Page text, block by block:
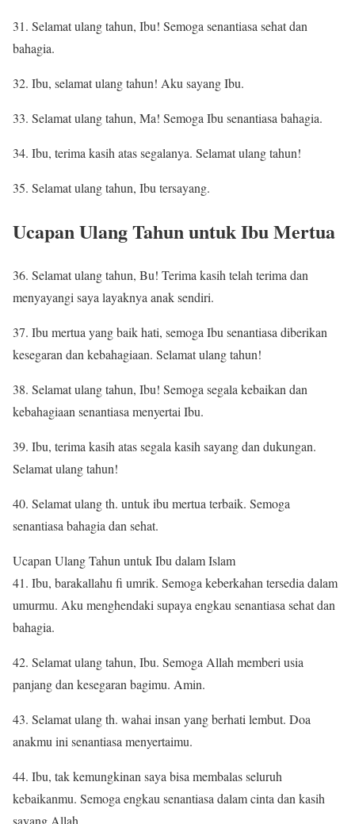
31. Selamat ulang tahun, Ibu! Semoga senantiasa sehat dan
bahagia.
32. Ibu, selamat ulang tahun! Aku sayang Ibu.
33. Selamat ulang tahun, Ma! Semoga Ibu senantiasa bahagia.
34. Ibu, terima kasih atas segalanya. Selamat ulang tahun!
35. Selamat ulang tahun, Ibu tersayang.
Ucapan Ulang Tahun untuk Ibu Mertua
36. Selamat ulang tahun, Bu! Terima kasih telah terima dan
menyayangi saya layaknya anak sendiri.
37. Ibu mertua yang baik hati, semoga Ibu senantiasa diberikan
kesegaran dan kebahagiaan. Selamat ulang tahun!
38. Selamat ulang tahun, Ibu! Semoga segala kebaikan dan
kebahagiaan senantiasa menyertai Ibu.
39. Ibu, terima kasih atas segala kasih sayang dan dukungan.
Selamat ulang tahun!
40. Selamat ulang th. untuk ibu mertua terbaik. Semoga
senantiasa bahagia dan sehat.
Ucapan Ulang Tahun untuk Ibu dalam Islam
41. Ibu, barakallahu fi umrik. Semoga keberkahan tersedia dalam
umurmu. Aku menghendaki supaya engkau senantiasa sehat dan
bahagia.
42. Selamat ulang tahun, Ibu. Semoga Allah memberi usia
panjang dan kesegaran bagimu. Amin.
43. Selamat ulang th. wahai insan yang berhati lembut. Doa
anakmu ini senantiasa menyertaimu.
44. Ibu, tak kemungkinan saya bisa membalas seluruh
kebaikanmu. Semoga engkau senantiasa dalam cinta dan kasih
sayang Allah.